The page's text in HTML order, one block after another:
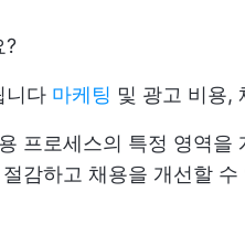
?
니다 마케팅 및 광고 비용,
프로세스의 특정 영역을
감하고 채용을 개선할 수